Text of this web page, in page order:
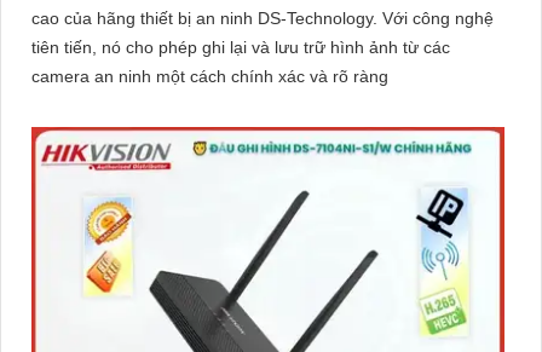
cao của hãng thiết bị an ninh DS-Technology. Với công nghệ
tiên tiến, nó cho phép ghi lại và lưu trữ hình ảnh từ các
camera an ninh một cách chính xác và rõ ràng